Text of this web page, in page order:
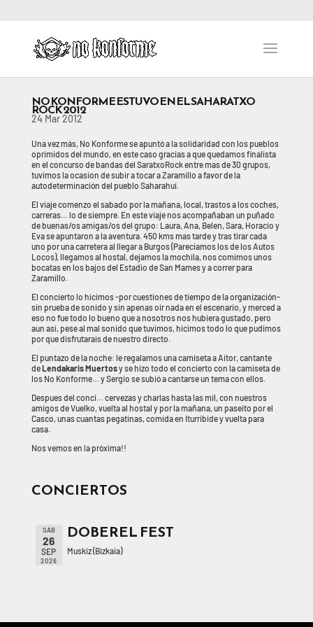
NO KONFORME ESTUVO EN EL SAHARATXO
ROCK 2012
24 Mar 2012
Una vez más, No Konforme se apuntó a la solidaridad con los pueblos
oprimidos del mundo, en este caso gracias a que quedamos finalista
en el concurso de bandas del SaratxoRock entre mas de 30 grupos,
tuvimos la ocasion de subir a tocar a Zaramillo a favor de la
autodeterminación del pueblo Saharahui.
El viaje comenzo el sabado por la mañana, local, trastos a los coches,
carreras… lo de siempre. En este viaje nos acompañaban un puñado
de buenas/os amigas/os del grupo: Laura, Ana, Belen, Sara, Horacio y
Eva se apuntaron a la aventura. 450 kms mas tarde y tras tirar cada
uno por una carretera al llegar a Burgos (Pareciamos los de los Autos
Locos), llegamos al hostal, dejamos la mochila, nos comimos unos
bocatas en los bajos del Estadio de San Mames y a correr para
Zaramillo.
El concierto lo hicimos -por cuestiones de tiempo de la organización-
sin prueba de sonido y sin apenas oir nada en el escenario, y merced a
eso no fue todo lo bueno que a nosotros nos hubiera gustado, pero
aun así, pese al mal sonido que tuvimos, hicimos todo lo que pudimos
por que disfrutarais de nuestro directo.
El puntazo de la noche: le regalamos una camiseta a Aitor, cantante
deLendakaris Muertosy se hizo todo el concierto con la camiseta de
los No Konforme… y Sergio se subió a cantarse un tema con ellos.
Despues del conci… cervezas y charlas hasta las mil, con nuestros
amigos de Vuelko, vuelta al hostal y por la mañana, un paseito por el
Casco, unas cuantas pegatinas, comida en Iturribide y vuelta para
casa.
Nos vemos en la próxima!!
CONCIERTOS
SÁB
26
SEP
2026
DOBEREL FEST
Muskiz (Bizkaia)